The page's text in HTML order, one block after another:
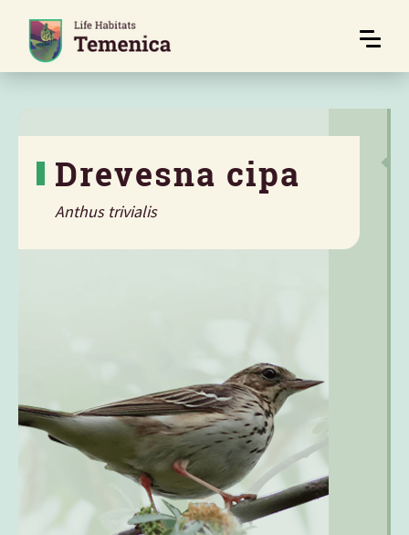
Drevesna cipa
Anthus trivialis